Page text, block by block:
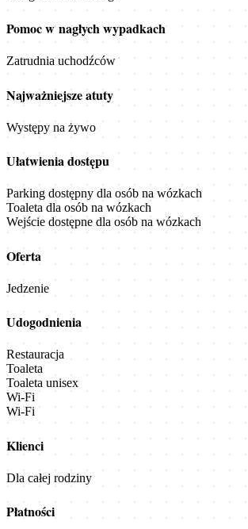
Pomoc w nagłych wypadkach
Zatrudnia uchodźców
Najważniejsze atuty
Występy na żywo
Ułatwienia dostępu
Parking dostępny dla osób na wózkach
Toaleta dla osób na wózkach
Wejście dostępne dla osób na wózkach
Oferta
Jedzenie
Udogodnienia
Restauracja
Toaleta
Toaleta unisex
Wi-Fi
Wi-Fi
Klienci
Dla całej rodziny
Płatności